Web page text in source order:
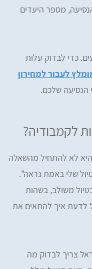
מספר היעדים
כדי לבדוק עלות
לעבור למחירון
הנסיעה שלכם.
לקמבודיה?
היא לא להתחיל מהשאלה
שלי באמת נראה".
משולב, בשהות
לדעת איך להתאים את
צריך לבדוק מה